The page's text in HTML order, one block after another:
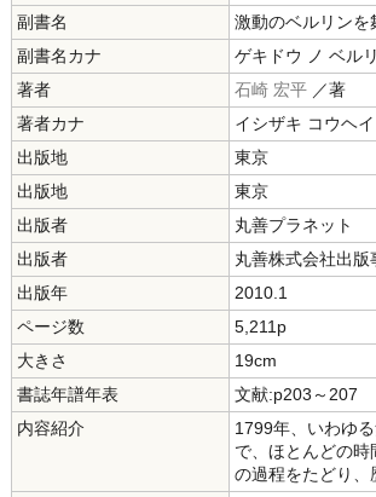
副書名
激動のベルリンを
副書名カナ
ゲキドウ ノ ベル
著者
石崎 宏平 ／著
著者カナ
イシザキ コウヘイ
出版地
東京
出版地
東京
出版者
丸善プラネット
出版者
丸善株式会社出版
出版年
2010.1
ページ数
5,211p
大きさ
19cm
書誌年譜年表
文献:p203～207
内容紹介
1799年、いわゆ
で、ほとんどの
の過程をたどり、